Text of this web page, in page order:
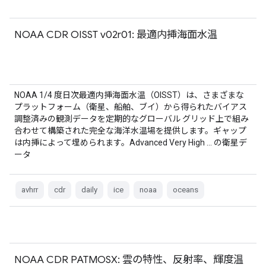
NOAA CDR OISST v02r01: 最適内挿海面水温
NOAA 1/4 度日次最適内挿海面水温（OISST）は、さまざまな
プラットフォーム（衛星、船舶、ブイ）から得られたバイアス
調整済みの観測データを定期的なグローバル グリッド上で組み
合わせて構築された完全な海洋水温場を提供します。ギャップ
は内挿によって埋められます。Advanced Very High … の衛星デ
ータ
avhrr cdr daily ice noaa oceans
NOAA CDR PATMOSX: 雲の特性、反射率、輝度温